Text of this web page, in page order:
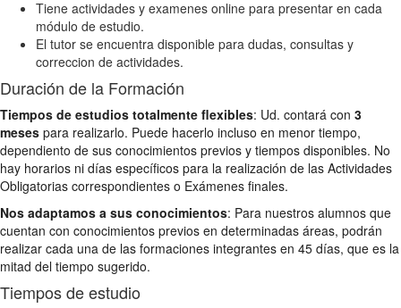
Tiene actividades y examenes online para presentar en cada
módulo de estudio.
El tutor se encuentra disponible para dudas, consultas y
correccion de actividades.
Duración de la Formación
Tiempos de estudios totalmente flexibles: Ud. contará con 3
meses para realizarlo. Puede hacerlo incluso en menor tiempo,
dependiento de sus conocimientos previos y tiempos disponibles. No
hay horarios ni días específicos para la realización de las Actividades
Obligatorias correspondientes o Exámenes finales.
Nos adaptamos a sus conocimientos: Para nuestros alumnos que
cuentan con conocimientos previos en determinadas áreas, podrán
realizar cada una de las formaciones integrantes en 45 días, que es la
mitad del tiempo sugerido.
Tiempos de estudio